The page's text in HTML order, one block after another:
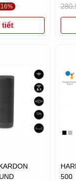
tiết
500